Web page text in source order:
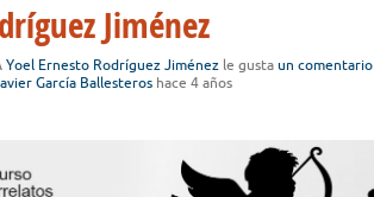
Jiménez
Yoel Ernesto Rodríguez Jiménez le gusta un comentario
García Ballesteros hace 4 años